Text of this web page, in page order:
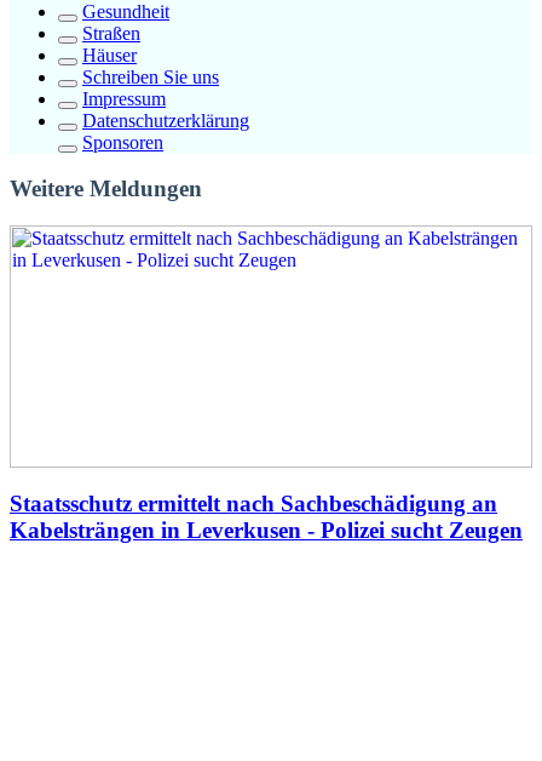
Gesundheit
Straßen
Häuser
Schreiben Sie uns
Impressum
Datenschutzerklärung
Sponsoren
Weitere Meldungen
Staatsschutz ermittelt nach Sachbeschädigung an
Kabelsträngen in Leverkusen - Polizei sucht Zeugen